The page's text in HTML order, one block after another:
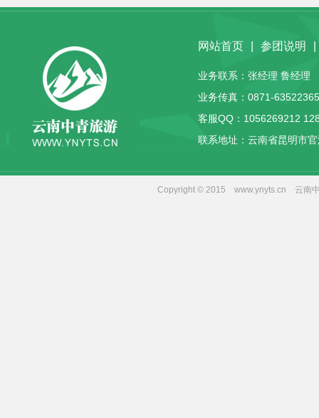
网站首页 参团说明
业务联系：张经理 鲁经理
业务传真：0871-
客服QQ： 1056269212
联系地址：云南省昆明市
Copyright © 2015 www.ynyts.cn 云南